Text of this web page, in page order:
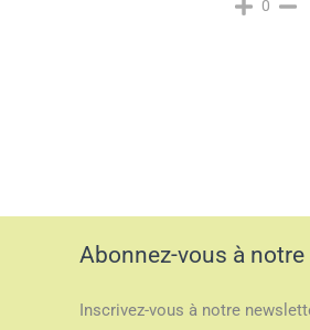
0
Abonnez-vous à
Inscrivez-vous à notre